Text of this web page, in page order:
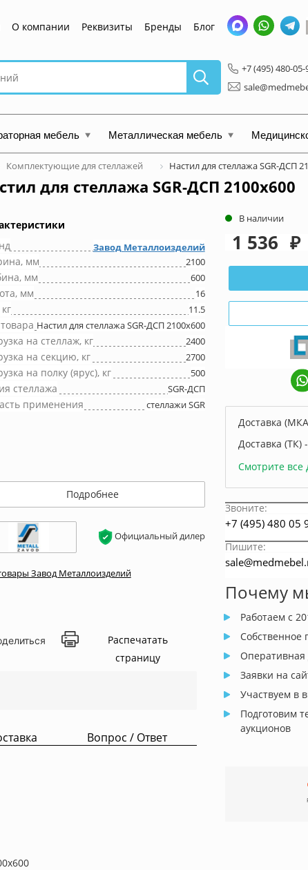
О компании Реквизиты Бренды Блог
+7 (495) 480-05-
мебель Металлическая мебель
Комплектующие для стеллажей Настил для стеллажа SGR-ДСП
для стеллажа SGR-ДСП 2100x600
Завод Металлоизделий
мм 2100
мм 600
мм 16
11.5
Настил для стеллажа SGR-ДСП 2100x600
на стеллаж, кг 2400
на секцию, кг 2700
на полку (ярус), кг 500
стеллажа SGR-ДСП
применения стеллажи SGR
Подробнее
Официальный дилер
Завод Металлоизделий
Распечатать
страницу
Вопрос / Ответ
В наличии
1 536 ₽
Доставка
Доставка (ТК)
Смотрите все
Звоните:
+7 (495) 480 05
Пишите:
Почему
Работаем с
Собственное
Оперативная
Заявки на
Участвуем в
Подготовим
аукционов